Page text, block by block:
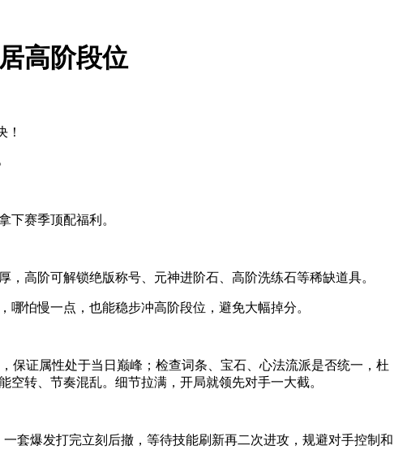
高阶段位
！
下赛季顶配福利。
高阶可解锁绝版称号、元神进阶石、高阶洗练石等稀缺道具。
怕慢一点，也能稳步冲高阶段位，避免大幅掉分。
保证属性处于当日巅峰；检查词条、宝石、心法流派是否统一，杜
转、节奏混乱。细节拉满，开局就领先对手一大截。
套爆发打完立刻后撤，等待技能刷新再二次进攻，规避对手控制和